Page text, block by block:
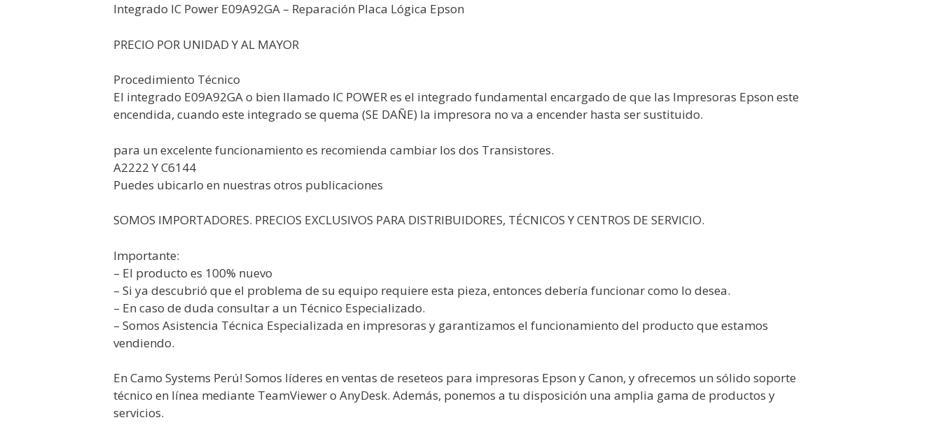
Integrado IC Power E09A92GA – Reparación Placa Lógica Epson
PRECIO POR UNIDAD Y AL MAYOR
Procedimiento Técnico
El integrado E09A92GA o bien llamado IC POWER es el integrado fundamental encargado de que las Impresoras Epson este
encendida, cuando este integrado se quema (SE DAÑE) la impresora no va a encender hasta ser sustituido.
para un excelente funcionamiento es recomienda cambiar los dos Transistores.
A2222 Y C6144
Puedes ubicarlo en nuestras otros publicaciones
SOMOS IMPORTADORES. PRECIOS EXCLUSIVOS PARA DISTRIBUIDORES, TÉCNICOS Y CENTROS DE SERVICIO.
Importante:
– El producto es 100% nuevo
– Si ya descubrió que el problema de su equipo requiere esta pieza, entonces debería funcionar como lo desea.
– En caso de duda consultar a un Técnico Especializado.
– Somos Asistencia Técnica Especializada en impresoras y garantizamos el funcionamiento del producto que estamos
vendiendo.
En Camo Systems Perú! Somos líderes en ventas de reseteos para impresoras Epson y Canon, y ofrecemos un sólido soporte
técnico en línea mediante TeamViewer o AnyDesk. Además, ponemos a tu disposición una amplia gama de productos y
servicios.